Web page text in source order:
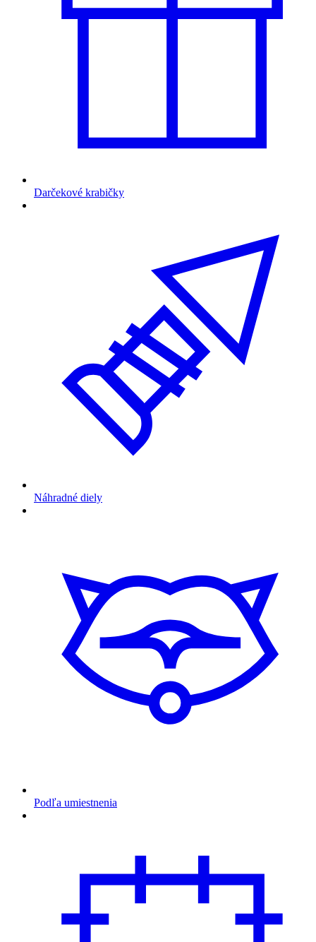
Darčekové krabičky
Náhradné diely
Podľa umiestnenia